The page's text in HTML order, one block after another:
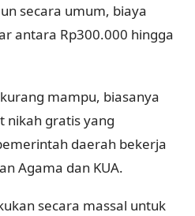
secara umum, biaya
antara Rp300.000 hingga
mampu, biasanya
nikah gratis yang
daerah bekerja
Agama dan KUA.
secara massal untuk